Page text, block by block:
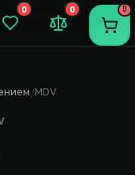
тема
0
Закладки (0)
0
Сравнение
0
MDV